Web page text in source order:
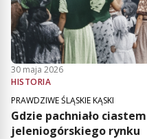
30 maja 2026
HISTORIA
PRAWDZIWE ŚLĄSKIE KĄSKI
Gdzie pachniało
jeleniogórskiego rynku